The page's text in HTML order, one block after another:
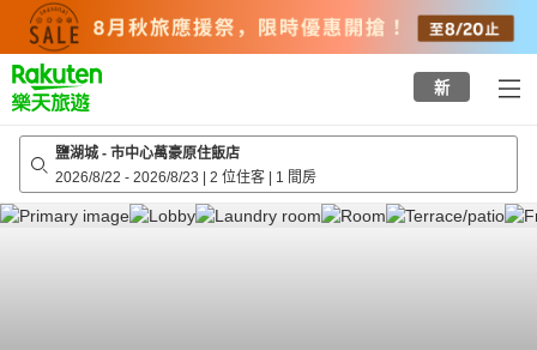
top
page
新
鹽湖城 - 市中心萬豪原住飯店
2026/8/22 - 2026/8/23 | 2 位住客 | 1 間房